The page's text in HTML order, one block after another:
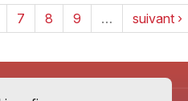
7 8 9 … suivant ›